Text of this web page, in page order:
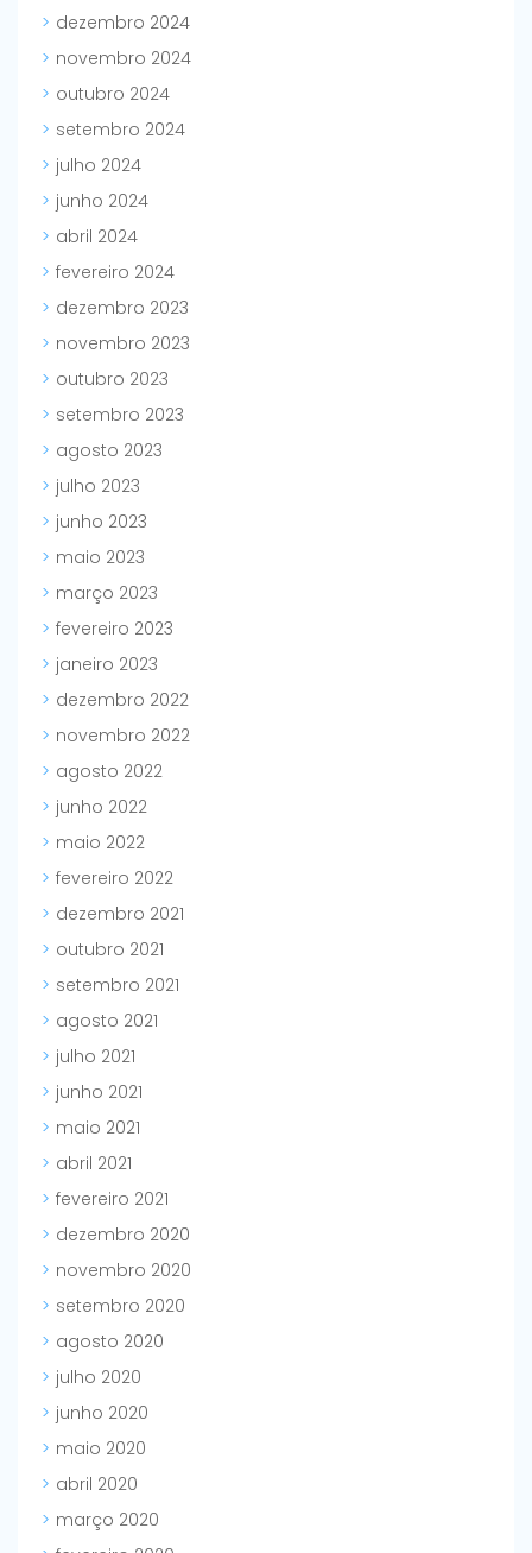
dezembro 2024
novembro 2024
outubro 2024
setembro 2024
julho 2024
junho 2024
abril 2024
fevereiro 2024
dezembro 2023
novembro 2023
outubro 2023
setembro 2023
agosto 2023
julho 2023
junho 2023
maio 2023
março 2023
fevereiro 2023
janeiro 2023
dezembro 2022
novembro 2022
agosto 2022
junho 2022
maio 2022
fevereiro 2022
dezembro 2021
outubro 2021
setembro 2021
agosto 2021
julho 2021
junho 2021
maio 2021
abril 2021
fevereiro 2021
dezembro 2020
novembro 2020
setembro 2020
agosto 2020
julho 2020
junho 2020
maio 2020
abril 2020
março 2020